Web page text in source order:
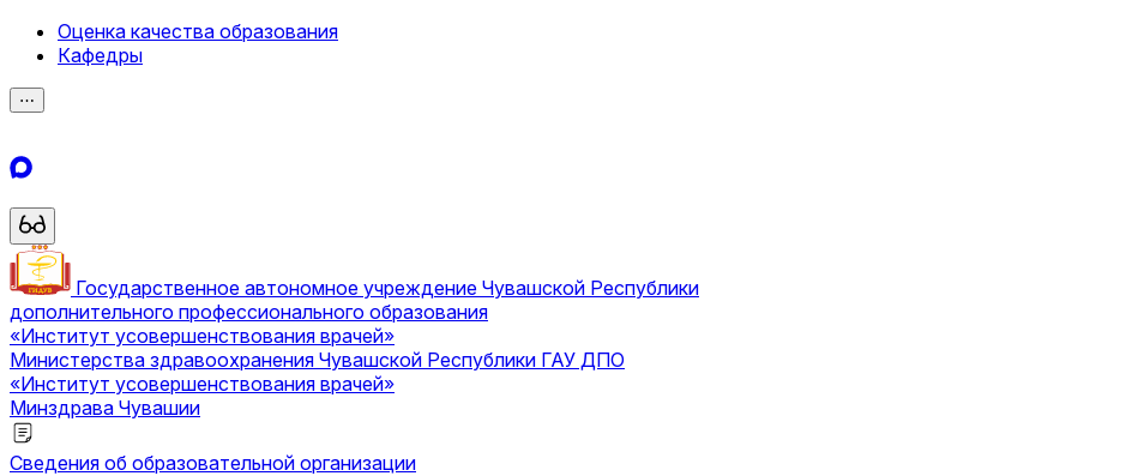
Оценка качества образования
Кафедры
⋯
Государственное автономное учреждение Чувашской Республики
дополнительного профессионального образования
«Институт усовершенствования врачей»
Министерства здравоохранения Чувашской Республики ГАУ ДПО
«Институт усовершенствования врачей»
Минздрава Чувашии
Сведения об образовательной организации